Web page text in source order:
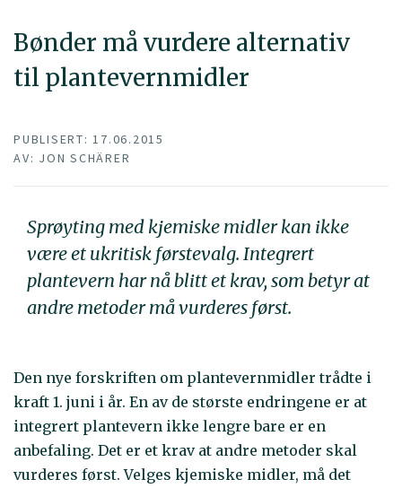
Bønder må vurdere alternativ
til plantevernmidler
PUBLISERT: 17.06.2015
AV: JON SCHÄRER
Sprøyting med kjemiske midler kan ikke
være et ukritisk førstevalg. Integrert
plantevern har nå blitt et krav, som betyr at
andre metoder må vurderes først.
Den nye forskriften om plantevernmidler trådte i
kraft 1. juni i år. En av de største endringene er at
integrert plantevern ikke lengre bare er en
anbefaling. Det er et krav at andre metoder skal
vurderes først. Velges kjemiske midler, må det